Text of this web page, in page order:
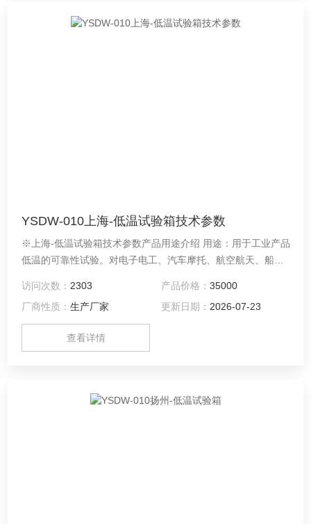
YSDW-010上海-低温试验箱技术参数
※上海-低温试验箱技术参数产品用途介绍 用途：用于工业产品
低温的可靠性试验。对电子电工、汽车摩托、航空航天、船舶
循环变化的情况下，检验其各项性能指标。产品具有较宽的温
度控制范围
访问次数： 2303 产品价格： 35000
厂商性质：生产厂家 更新日期： 2026-07-23
查看详情